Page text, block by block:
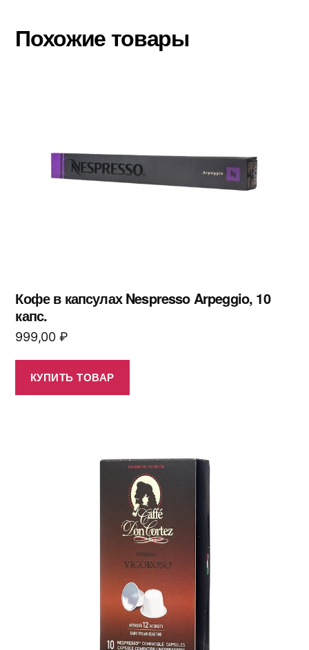
Похожие товары
Кофе в капсулах Nespresso Arpeggio, 10
капс.
999,00 ₽
КУПИТЬ ТОВАР